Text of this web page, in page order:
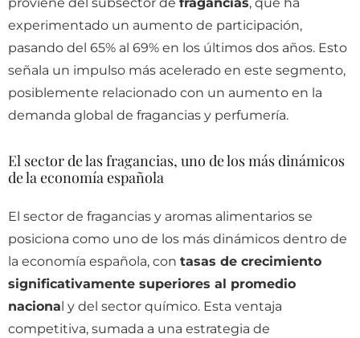
experimentado un aumento de participación,
pasando del 65% al 69% en los últimos dos años. Esto
señala un impulso más acelerado en este segmento,
posiblemente relacionado con un aumento en la
demanda global de fragancias y perfumería.
El sector de las fragancias, uno de los más dinámicos
de la economía española
El sector de fragancias y aromas alimentarios se
posiciona como uno de los más dinámicos dentro de
la economía española, con tasas de crecimiento
significativamente superiores al promedio
nacional y del sector químico. Esta ventaja
competitiva, sumada a una estrategia de